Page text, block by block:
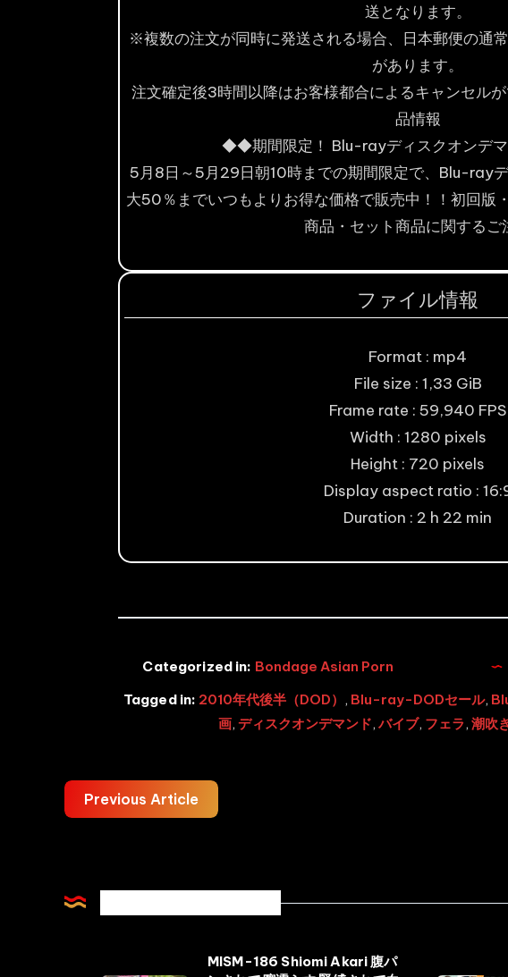
送となります。
※複数の注文が同時に発送される場合、日本郵便の通
があります。
注文確定後3時間以降はお客様都合によるキャンセル
品情報
◆◆期間限定！ Blu-rayディスクオンデ
5月8日～5月29日朝10時までの期間限定で、Blu-ray
大50％までいつもよりお得な価格で販売中！！初回版
商品・セット商品に関するご
ファイル情報
Format : mp4
File size : 1,33 GiB
Frame rate : 59,940 FPS
Width : 1280 pixels
Height : 720 pixels
Display aspect ratio :
Duration : 2 h 22 min
Categorized in: Bondage Asian Porn
Tagged in: 2010年代後半（DOD） , Blu-ray-DODセール,
画, ディスクオンデマンド,バイブ, フェラ, 潮吹
Previous Article
MISM-186 Shiomi Akari 腹パ